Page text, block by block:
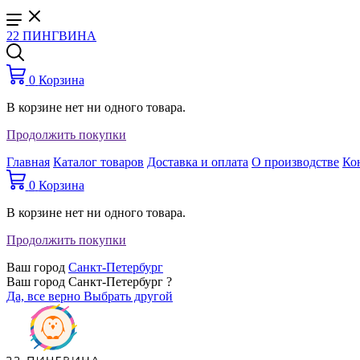
22 ПИНГВИНА
0 Корзина
В корзине нет ни одного товара.
Продолжить покупки
Главная Каталог товаров Доставка и оплата О производстве
0 Корзина
В корзине нет ни одного товара.
Продолжить покупки
Ваш город Санкт-Петербург
Ваш город Санкт-Петербург ?
Да, все верно Выбрать другой